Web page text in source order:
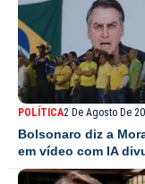
POLÍTICA2 De Agosto De
Bolsonaro diz a
em vídeo com IA